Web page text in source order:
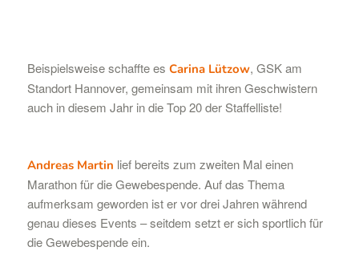
Beispielsweise schaffte es Carina Lützow, GSK am
Standort Hannover, gemeinsam mit ihren Geschwistern
auch in diesem Jahr in die Top 20 der Staffelliste!
Andreas Martin lief bereits zum zweiten Mal einen
Marathon für die Gewebespende. Auf das Thema
aufmerksam geworden ist er vor drei Jahren während
genau dieses Events – seitdem setzt er sich sportlich für
die Gewebespende ein.